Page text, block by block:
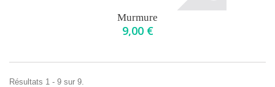
Murmure
9,00 €
Résultats 1 - 9 sur 9.